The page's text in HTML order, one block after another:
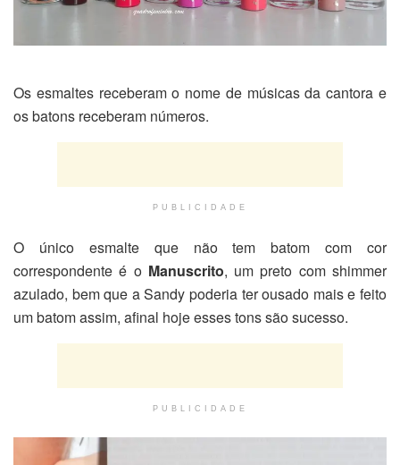
Os esmaltes receberam o nome de músicas da cantora e
os batons receberam números.
PUBLICIDADE
O único esmalte que não tem batom com cor
correspondente é o Manuscrito, um preto com shimmer
azulado, bem que a Sandy poderia ter ousado mais e feito
um batom assim, afinal hoje esses tons são sucesso.
PUBLICIDADE